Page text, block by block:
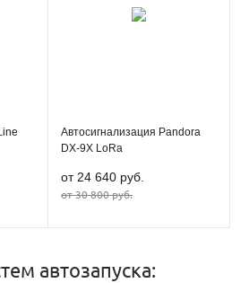
Автосигнализация Pandora
DX-9X LoRa
от 24 640 руб.
от 30 800 руб.
автозапуска: